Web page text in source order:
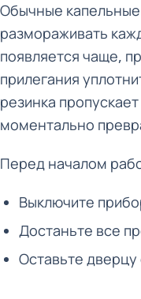
Обычные
размораживать
появляется чаще,
прилегания
резинка
моментально
Перед началом
Выключите
Достаньте все
Оставьте дверцу